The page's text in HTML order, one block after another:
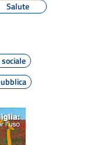
Salute